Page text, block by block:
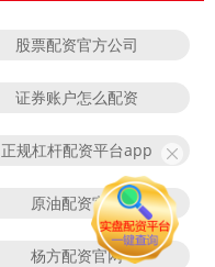
股票配资官方公司
证券账户怎么配资
正规杠杆配资平台app
原油配资官网
杨方配资官网